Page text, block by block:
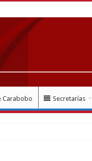
Carabobo Secretarías